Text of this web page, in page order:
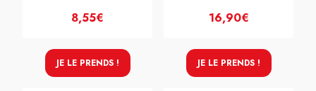
8,55€
JE LE PRENDS !
16,90€
JE LE PRENDS !